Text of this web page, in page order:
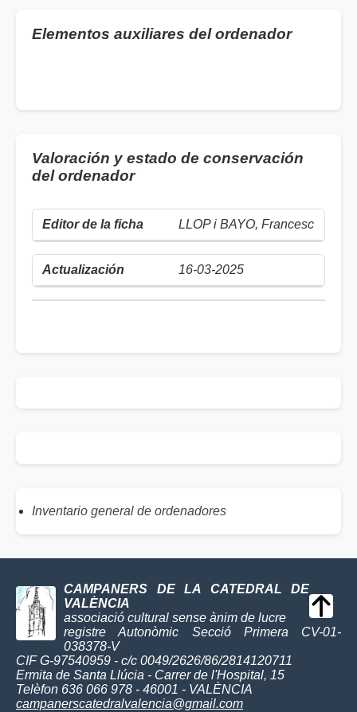
Elementos auxiliares del ordenador
Valoración y estado de conservación
del ordenador
LLOP i BAYO, Francesc
16-03-2025
Inventario general de ordenadores
CAMPANERS DE LA CATEDRAL DE
VALÈNCIA
associació cultural sense ànim de lucre
registre Autonòmic Secció Primera CV-01-
038378-V
CIF G-97540959 - c/c 0049/2626/86/2814120711
Ermita de Santa Llúcia - Carrer de l'Hospital, 15
Telèfon 636 066 978 - 46001 - VALÈNCIA
campanerscatedralvalencia@gmail.com